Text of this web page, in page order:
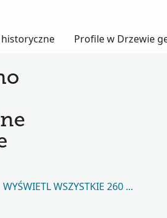
Profile w Drzewie
WYŚWIETL WSZYSTKIE 260 895